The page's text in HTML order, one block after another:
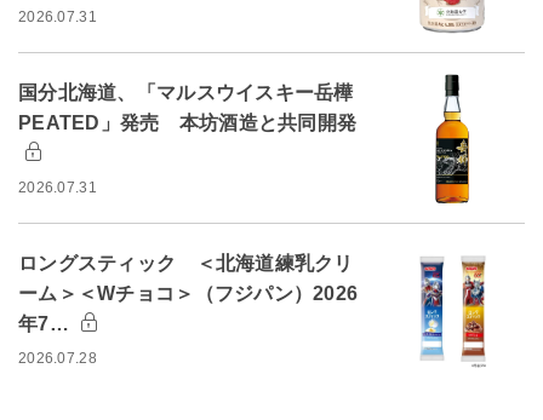
2026.07.31
国分北海道、「マルスウイスキー岳樺
PEATED」発売 本坊酒造と共同開発
2026.07.31
ロングスティック ＜北海道練乳クリ
ーム＞＜Wチョコ＞（フジパン）2026
年7…
2026.07.28